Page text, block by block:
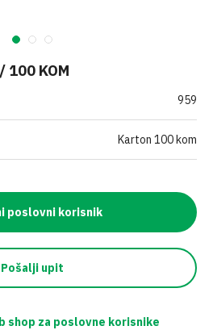
100 KOM
959
Karton 100 kom
poslovni korisnik
Pošalji upit
shop za poslovne korisnike